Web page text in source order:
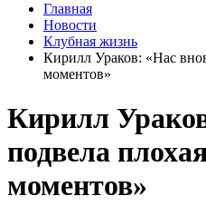
Главная
Новости
Клубная жизнь
Кирилл Ураков: «Нас
моментов»
Кирилл
подвела
моментов»